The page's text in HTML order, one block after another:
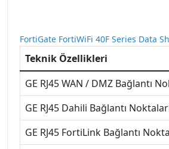
FortiGate FortiWiFi 40F Series Data
Teknik Özellikleri
GE RJ45 WAN / DMZ Bağlantı
GE RJ45 Dahili Bağlantı
GE RJ45 FortiLink Bağlantı